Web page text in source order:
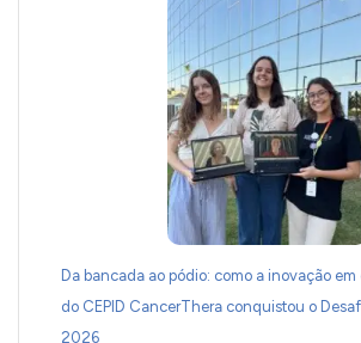
Da bancada ao pódio: como a inovação
do CEPID CancerThera conquistou o
2026